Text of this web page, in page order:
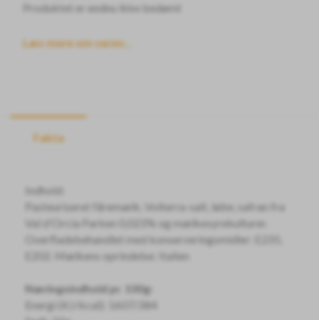
Produktet er endnu ikke bedømt
Læs mere om varen...
Fakta
Indhold:
Pasteuriseret fåremælk, Volterra-salt, løbe, safran fra
Val d'Orcia Parken 0,023% og mælkesyrekulturer.
Overfladebehandlet med konserveringsmidler: E235,
E202. Mælkens oprindelse: Italien
Næringsindhold pr. 100g:
Energi (KJ/kcal): 1607/384